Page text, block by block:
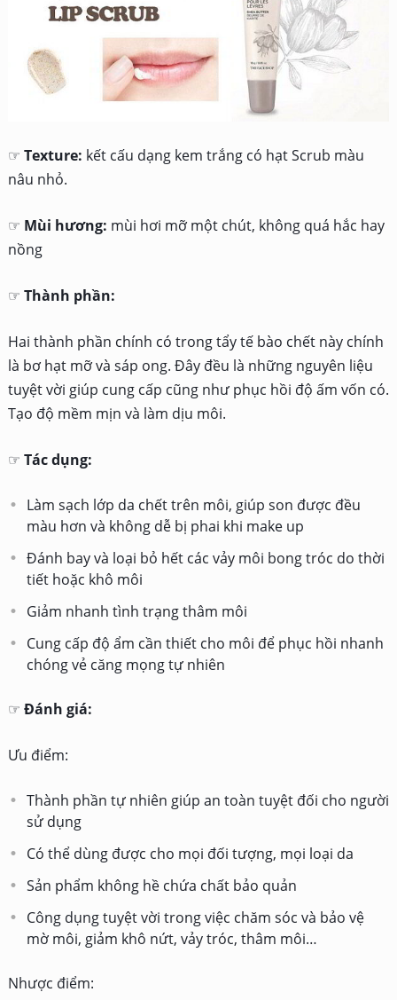
☞ Texture: kết cấu dạng kem trắng có hạt Scrub màu
nâu nhỏ.
☞ Mùi hương: mùi hơi mỡ một chút, không quá hắc hay
nồng
☞ Thành phần:
Hai thành phần chính có trong tẩy tế bào chết này chính
là bơ hạt mỡ và sáp ong. Đây đều là những nguyên liệu
tuyệt vời giúp cung cấp cũng như phục hồi độ ấm vốn có.
Tạo độ mềm mịn và làm dịu môi.
☞ Tác dụng:
Làm sạch lớp da chết trên môi, giúp son được đều
màu hơn và không dễ bị phai khi make up
Đánh bay và loại bỏ hết các vảy môi bong tróc do thời
tiết hoặc khô môi
Giảm nhanh tình trạng thâm môi
Cung cấp độ ẩm cần thiết cho môi để phục hồi nhanh
chóng vẻ căng mọng tự nhiên
☞ Đánh giá:
Ưu điểm:
Thành phần tự nhiên giúp an toàn tuyệt đối cho người
sử dụng
Có thể dùng được cho mọi đối tượng, mọi loại da
Sản phẩm không hề chứa chất bảo quản
Công dụng tuyệt vời trong việc chăm sóc và bảo vệ
mờ môi, giảm khô nứt, vảy tróc, thâm môi…
Nhược điểm: